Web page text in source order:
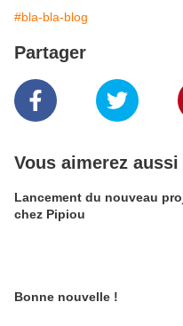
#bla-bla-blog
Partager
Vous aimerez aussi
Lancement du nouveau
chez Pipiou
Bonne nouvelle !